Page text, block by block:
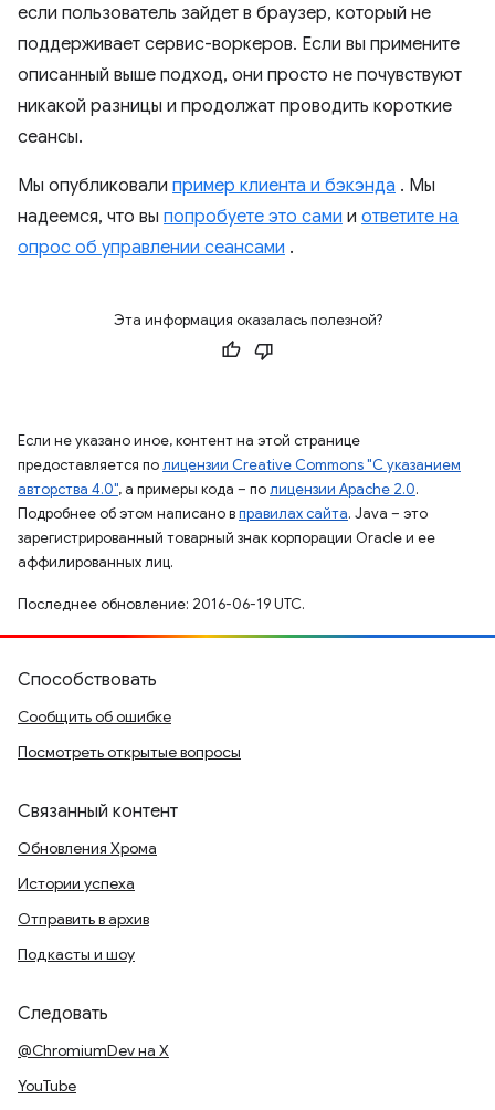
если пользователь зайдет в браузер, который не
поддерживает сервис-воркеров. Если вы примените
описанный выше подход, они просто не почувствуют
никакой разницы и продолжат проводить короткие
сеансы.
Мы опубликовали пример клиента и бэкэнда . Мы
надеемся, что вы попробуете это сами и ответите на
опрос об управлении сеансами .
Эта информация оказалась полезной?
Если не указано иное, контент на этой странице
предоставляется полицензии Creative Commons "С указанием
авторства 4.0", а примеры кода – полицензии Apache 2.0.
Подробнее об этом написано вправилах сайта. Java – это
зарегистрированный товарный знак корпорации Oracle и ее
аффилированных лиц.
Последнее обновление: 2016-06-19 UTC.
Способствовать
Сообщить об ошибке
Посмотреть открытые вопросы
Связанный контент
Обновления Хрома
Истории успеха
Отправить в архив
Подкасты и шоу
Следовать
@ChromiumDev на X
YouTube